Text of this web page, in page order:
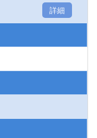
詳細